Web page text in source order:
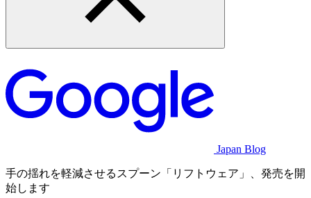
Japan Blog
手の揺れを軽減させるスプーン「リフトウェア」、発売を開
始します